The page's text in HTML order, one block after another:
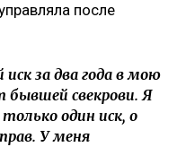
после
за два года в мою
бывшей свекрови. Я
один иск, о
У меня